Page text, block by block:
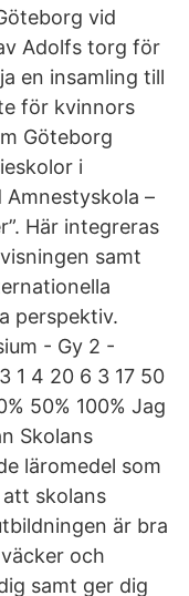
vid
Adolfs torg för
en insamling till
för kvinnors
Göteborg
i
–
Här integreras
samt
perspektiv.
- Gy 2 -
1 4 20 6 3 17 50
50% 100% Jag
Skolans
läromedel som
skolans
är bra
och
samt ger dig